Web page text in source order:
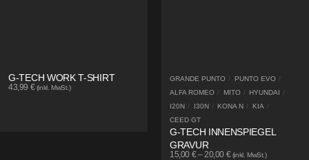
G-TECH WORK T-SHIRT
43,99 € (inkl. MwSt.)
GRANDE PUNTO / PUNTO EVO /
ALFA ROMEO / MITO / HYUNDAI /
I20N / I30N / KONA N / KIA /
CEED GT
G-TECH INNENSPIEGEL
GRAVUR
15,00 €– 20,00 € (inkl. MwSt.)